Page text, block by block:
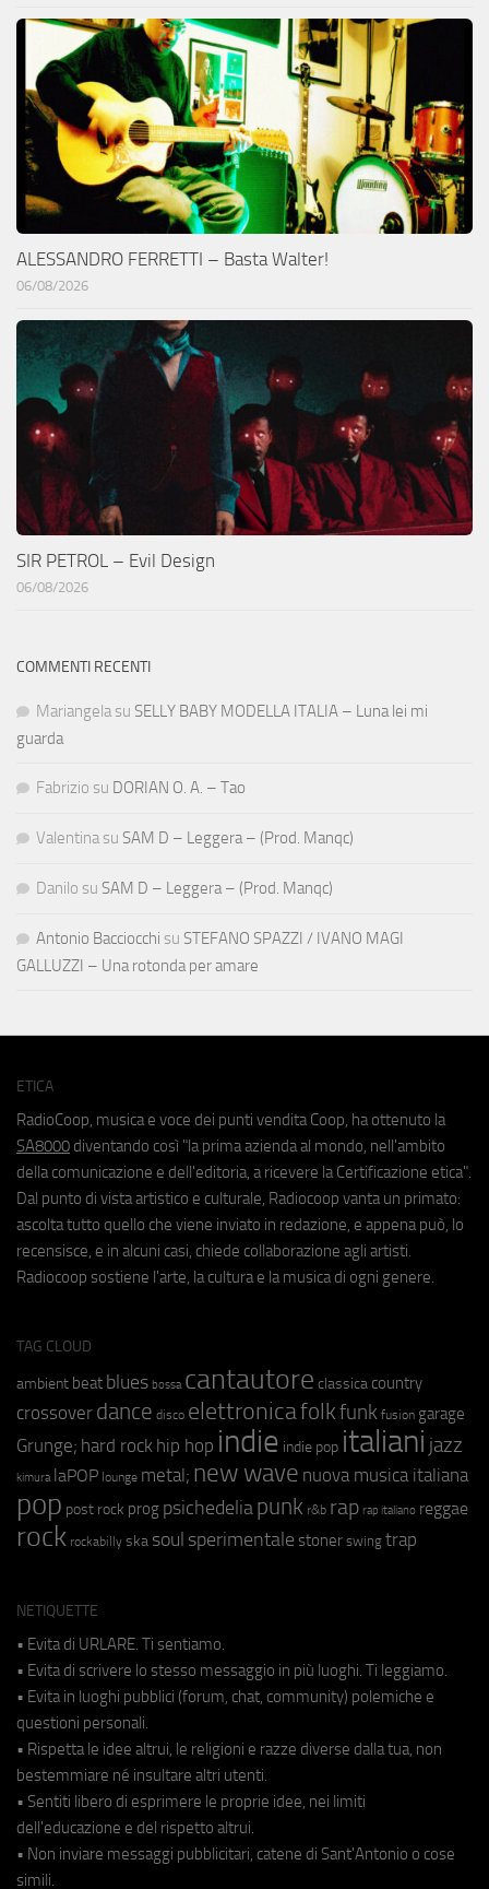
ALESSANDRO FERRETTI – Basta Walter!
06/08/2026
SIR PETROL – Evil Design
06/08/2026
COMMENTI RECENTI
Mariangela su SELLY BABY MODELLA ITALIA – Luna lei mi
guarda
Fabrizio su DORIAN O. A. – Tao
Valentina su SAM D – Leggera – (Prod. Manqc)
Danilo su SAM D – Leggera – (Prod. Manqc)
Antonio Bacciocchi su STEFANO SPAZZI / IVANO MAGI
GALLUZZI – Una rotonda per amare
ETICA
RadioCoop, musica e voce dei punti vendita Coop, ha ottenuto la
SA8000 diventando così "la prima azienda al mondo, nell'ambito
della comunicazione e dell'editoria, a ricevere la Certificazione etica".
Dal punto di vista artistico e culturale, Radiocoop vanta un primato:
ascolta tutto quello che viene inviato in redazione, e appena può, lo
recensisce, e in alcuni casi, chiede collaborazione agli artisti.
Radiocoop sostiene l'arte, la cultura e la musica di ogni genere.
TAG CLOUD
ambient beat blues bossa cantautore classica country
crossover dance disco elettronicafolkfunk fusion garage
Grunge; hard rock hip hop indie indie pop italiani jazz
kimura laPOP lounge metal; new wave nuova musica italiana
pop post rock prog psichedeliapunk r&b rap rap italiano reggae
rock rockabilly ska soul sperimentale stoner swing trap
NETIQUETTE
• Evita di URLARE. Ti sentiamo.
• Evita di scrivere lo stesso messaggio in più luoghi. Ti leggiamo.
• Evita in luoghi pubblici (forum, chat, community) polemiche e
questioni personali.
• Rispetta le idee altrui, le religioni e razze diverse dalla tua, non
bestemmiare né insultare altri utenti.
• Sentiti libero di esprimere le proprie idee, nei limiti
dell'educazione e del rispetto altrui.
• Non inviare messaggi pubblicitari, catene di Sant'Antonio o cose
simili.